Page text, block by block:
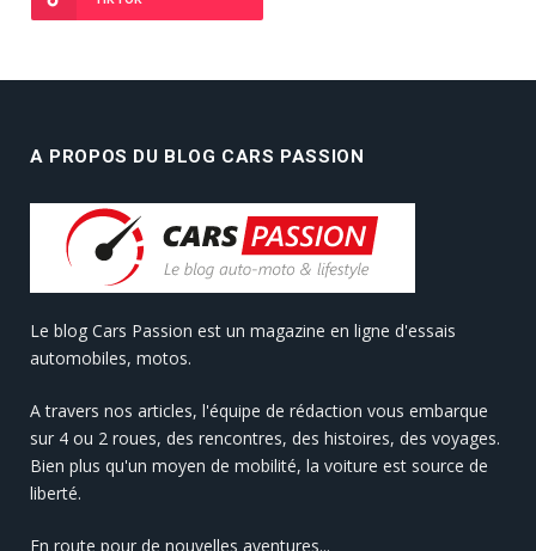
A PROPOS DU BLOG CARS PASSION
Le blog Cars Passion est un magazine en ligne d'essais
automobiles, motos.
A travers nos articles, l'équipe de rédaction vous embarque
sur 4 ou 2 roues, des rencontres, des histoires, des voyages.
Bien plus qu'un moyen de mobilité, la voiture est source de
liberté.
En route pour de nouvelles aventures...